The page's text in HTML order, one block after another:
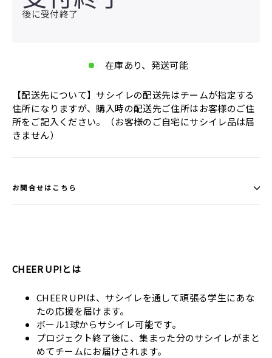
後に受付終了
在庫あり、発送可能
【配送先について】サシイレの配送先はチームが指定する
住所になりますが、購入時の配送先ご住所はお客様のご住
所をご記入ください。（お客様のご自宅にサシイレ品は届
きません）
お問合せはこちら
CHEER UP!とは
CHEER UP!は、サシイレを通して頑張る学生にあな
たの応援を届けます。
ボール1球からサシイレ可能です。
プロジェクト終了後に、集まった分のサシイレがまと
めてチームにお届けされます。